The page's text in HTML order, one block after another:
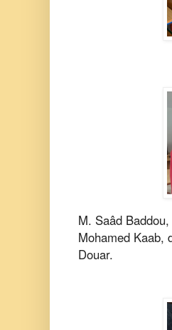
M. Saâd
Mohamed Kaab,
Douar.